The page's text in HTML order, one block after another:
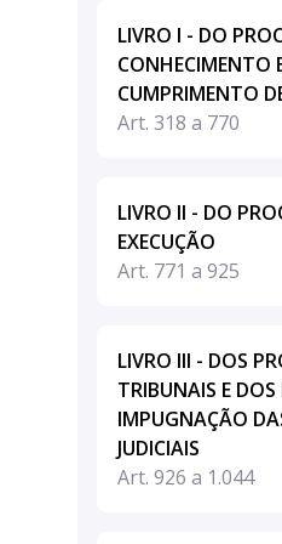
LIVRO I - DO
CONHECIMENTO
CUMPRIMENTO
Art. 318 a 770
LIVRO II - DO
EXECUÇÃO
Art. 771 a 925
LIVRO III - DOS
TRIBUNAIS E DOS
IMPUGNAÇÃO
JUDICIAIS
Art. 926 a 1.044